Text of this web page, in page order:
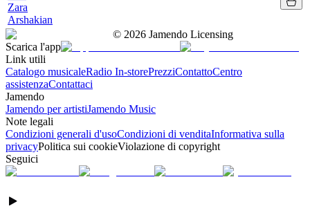
Zara
Arshakian
© 2026 Jamendo Licensing
Scarica l'app
Link utili
Catalogo musicaleRadio In-storePrezziContattoCentro
assistenzaContattaci
Jamendo
Jamendo per artistiJamendo Music
Note legali
Condizioni generali d'usoCondizioni di venditaInformativa sulla
privacyPolitica sui cookieViolazione di copyright
Seguici